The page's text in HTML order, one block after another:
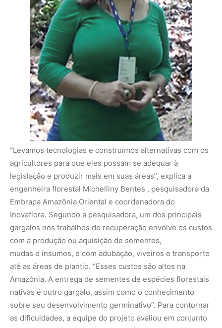
legislação e produzir mais em suas áreas”, explica a
engenheira florestal Michelliny Bentes , pesquisadora da
Embrapa Amazônia Oriental e coordenadora do
Inovaflora. Segundo a pesquisadora, um dos principais
gargalos nos trabalhos de recuperação envolve os custos
com a produção ou aquisição desementes,
mudas e insumos, e com adubação, viveiros e transporte
até as áreas de plantio. “Esses custos são altos na
Amazônia. A entrega de sementes de espécies florestais
nativas é outro gargalo, assim como o conhecimento
sobre seu desenvolvimento germinativo”.Para contornar
as dificuldades, a equipe do projeto avaliou em conjunto
com a comunidade a utilização da técnica de plantio de
sementes escarificadas ou pré-germinadas, que, entre
outros benefícios, diminui os custos na etapa de viveiro
(semeadura, repicagem e condução) e sem transporte
até o local definitivo de plantio. “É uma técnica simples e
barata que pode ser aplicada pelo produtor com
facilidade”, explica o pesquisador Ademir Ruschel,
integrante do projeto
Nessa técnica, as sementes das espécies escolhidas
germinam diretamente sobre o solo, protegidas por uma
cobertura de palha umedecida, e depois são levadas para
o plantio nas áreas de recuperação. “No fim do processo,